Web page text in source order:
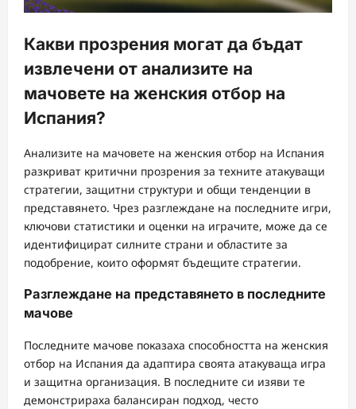
Какви прозрения могат да бъдат
извлечени от анализите на
мачовете на женския отбор на
Испания?
Анализите на мачовете на женския отбор на Испания
разкриват критични прозрения за техните атакуващи
стратегии, защитни структури и общи тенденции в
представянето. Чрез разглеждане на последните игри,
ключови статистики и оценки на играчите, може да се
идентифицират силните страни и областите за
подобрение, които оформят бъдещите стратегии.
Разглеждане на представянето в последните
мачове
Последните мачове показаха способността на женския
отбор на Испания да адаптира своята атакуваща игра
и защитна организация. В последните си изяви те
демонстрираха балансиран подход, често